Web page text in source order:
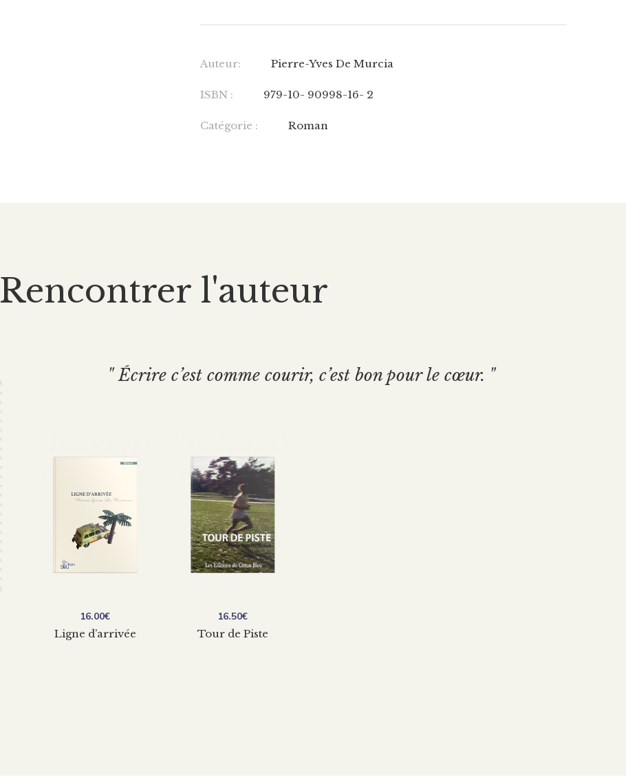
Auteur: Pierre-Yves De Murcia
ISBN : 979-10- 90998-16- 2
Catégorie : Roman
Rencontrer l'auteur
" Écrire c’est comme courir, c’est bon pour le cœur. "
Ligne d’arrivée
16.00€
Tour de Piste
16.50€